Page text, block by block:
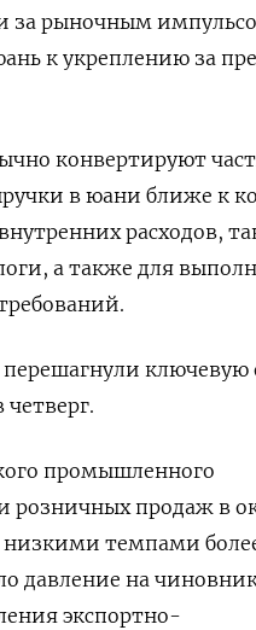
за рыночным
к укреплению за
конвертируют
в юани ближе к
расходов,
а также для
перешагнули ключевую
четверг.
промышленного
розничных продаж в
темпами
давление на
экспортно-